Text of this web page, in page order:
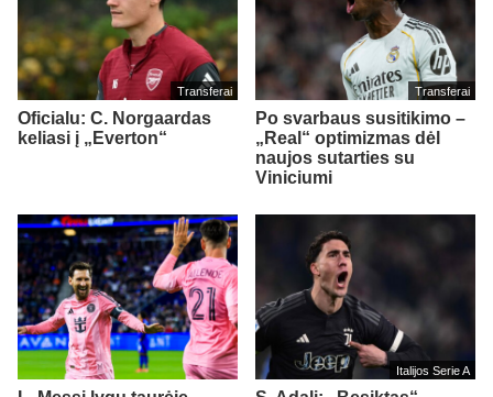
Transferai
Oficialu: C. Norgaardas
keliasi į „Everton“
Transferai
Po svarbaus susitikimo –
„Real“ optimizmas dėl
naujos sutarties su
Viniciumi
Italijos Serie A